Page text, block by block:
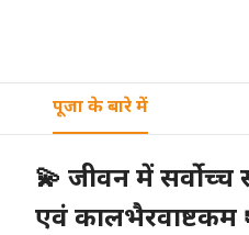
पूजा के बारे में
💫 जीवन में सर्वोच्च
एवं कालभैरवाष्टकम